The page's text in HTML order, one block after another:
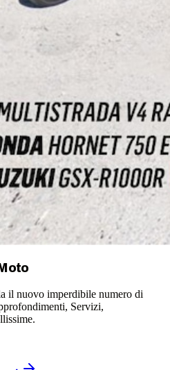
il nuovo imperdibile numero di
Servizi,